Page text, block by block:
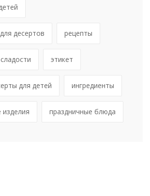
десертов рецепты
этикет
для детей ингредиенты
изделия праздничные блюда